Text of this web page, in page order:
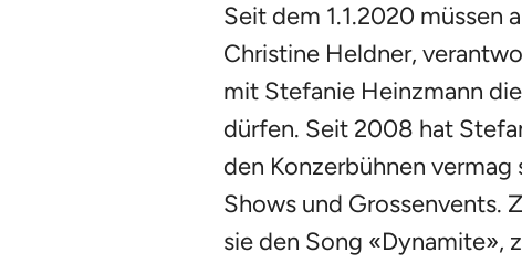
Seit dem 1.1.2020 müssen
Christine Heldner,
mit Stefanie Heinzmann
dürfen. Seit 2008 hat
den Konzerbühnen vermag
Shows und Grossenvents.
sie den Song «Dynamite»,